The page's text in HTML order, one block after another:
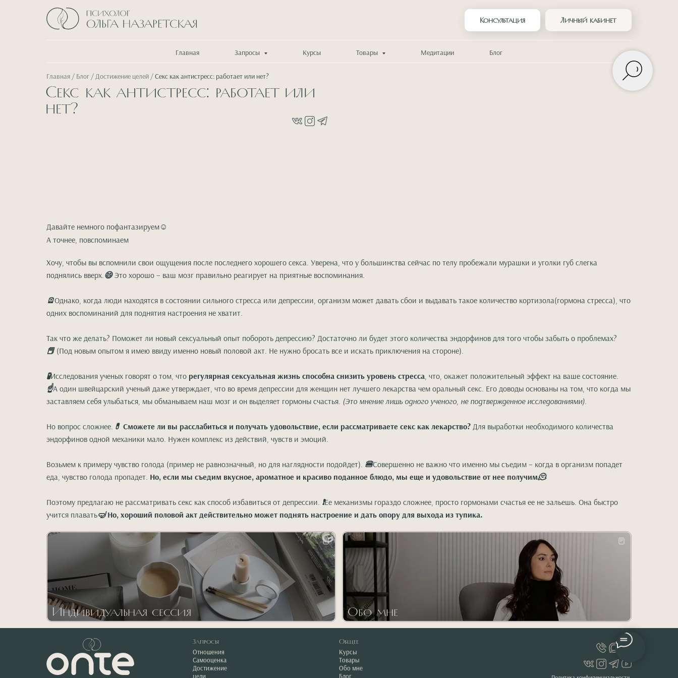
Консультация Личный кабинет
Главная Запросы Курсы Товары Медитации Блог
Главная / Блог / Достижение целей / Секс как антистресс: работает или нет?
Секс как антистресс: работает или
нет?
Давайте немного пофантазируем☺️
А точнее, повспоминаем
Хочу, чтобы вы вспомнили свои ощущения после последнего хорошего секса. Уверена, что у большинства сейчас по телу пробежали мурашки и уголки губ слегка
поднялись вверх.😄Это хорошо – ваш мозг правильно реагирует на приятные воспоминания.
🪫Однако, когда люди находятся в состоянии сильного стресса или депрессии, организм может давать сбои и выдавать такое количество кортизола(гормона стресса), что
одних воспоминаний для поднятия настроения не хватит.
Так что же делать? Поможет ли новый сексуальный опыт побороть депрессию? Достаточно ли будет этого количества эндорфинов для того чтобы забыть о проблемах?
📕 (Под новым опытом я имею ввиду именно новый половой акт. Не нужно бросать все и искать приключения на стороне).
🧪Исследования ученых говорят о том, что регулярная сексуальная жизнь способна снизить уровень стресса, что, окажет положительный эффект на ваше состояние.
☝️А один швейцарский ученый даже утверждает, что во время депрессии для женщин нет лучшего лекарства чем оральный секс. Его доводы основаны на том, что когда мы
заставляем себя улыбаться, мы обманываем наш мозг и он выделяет гормоны счастья. (Это мнение лишь одного ученого, не подтвержденное исследованиями).
Но вопрос сложнее. 💊 Сможете ли вы расслабиться и получать удовольствие, если рассматриваете секс как лекарство? Для выработки необходимого количества
эндорфинов одной механики мало. Нужен комплекс из действий, чувств и эмоций.
Возьмем к примеру чувство голода (пример не равнозначный, но для наглядности подойдет). 🍔Совершенно не важно что именно мы съедим – когда в организм попадет
еда, чувство голода пропадет. Но, если мы съедим вкусное, ароматное и красиво поданное блюдо, мы еще и удовольствие от нее получим🫠
Поэтому предлагаю не рассматривать секс как способ избавиться от депрессии. ❗️Ее механизмы гораздо сложнее, просто гормонами счастья ее не зальешь. Она быстро
учится плавать🤿 Но, хороший половой акт действительно может поднять настроение и дать опору для выхода из тупика.
Обо мне
Индивидуальная сессия
Отношения
Самооценка
Достижение
Запросы Общее
Курсы
Товары
Обо мне